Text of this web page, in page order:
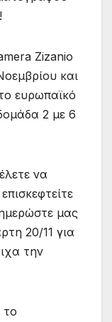
Zizanio
και
ευρωπαϊκό
2 με 6
να
μας
20/11 για
την
το